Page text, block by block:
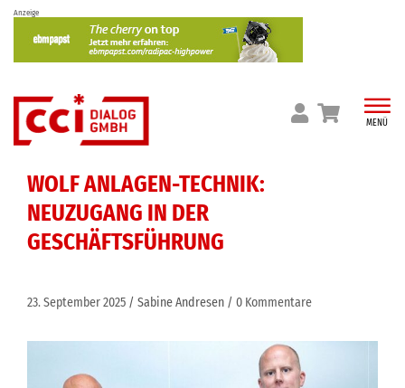
Skip
content
Anzeige
MENÜ
WOLF ANLAGEN-TECHNIK:
NEUZUGANG IN DER
GESCHÄFTSFÜHRUNG
23. September 2025 Sabine Andresen 0 Kommentare